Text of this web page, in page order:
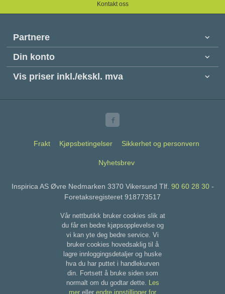
Kontakt oss
Partnere
Din konto
Vis priser inkl./ekskl. mva
Frakt Kjøpsbetingelser Sikkerhet og personvern
Nyhetsbrev
Inspirica AS Øvre Nedmarken 3370 Vikersund Tlf. 90 60 28 30-
Foretaksregisteret 918773517
Vår nettbutikk bruker cookies slik at
du får en bedre kjøpsopplevelse og
vi kan yte deg bedre service. Vi
bruker cookies hovedsaklig til å
lagre innloggingsdetaljer og huske
hva du har puttet i handlekurven
din. Fortsett å bruke siden som
normalt om du godtar dette. Les
mer eller endre innstillinger for